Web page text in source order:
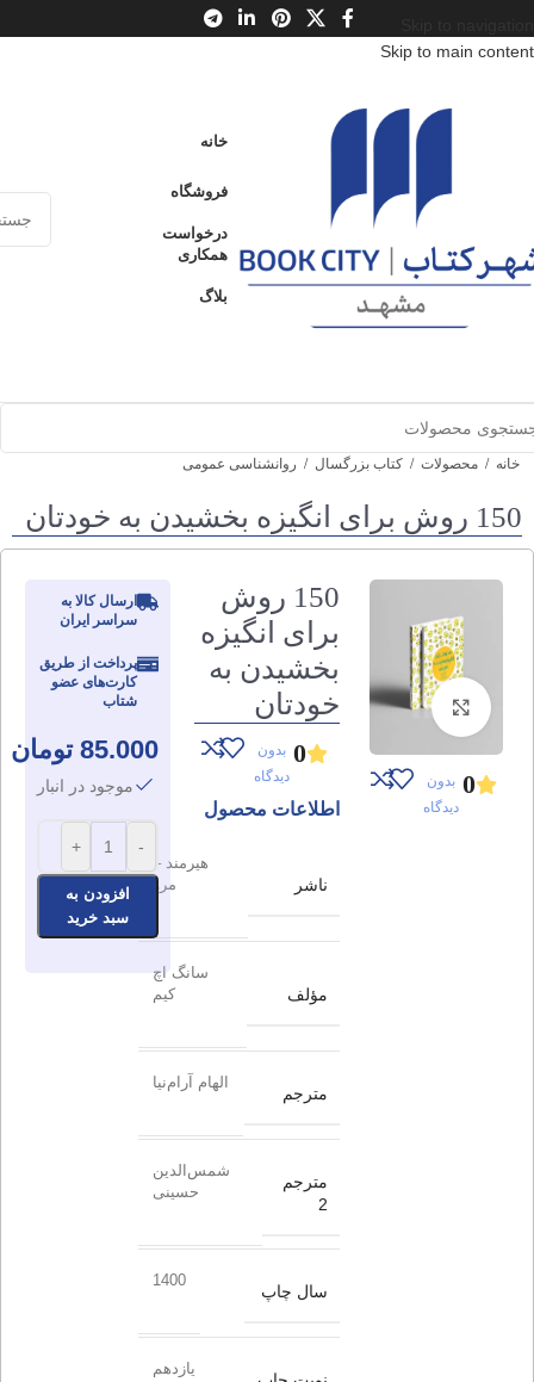
Skip to main content
خانه
فروشگاه
درخواست
همکاری
بلاگ
خانه / محصولات / کتاب بزرگسال / روانشناسی عمومی
150 روش برای انگیزه بخشیدن به خودتان
برای بزرگنمایی کلیک کنید
0 بدون
دیدگاه
150 روش
برای انگیزه
بخشیدن به
خودتان
0 بدون
دیدگاه
اطلاعات محصول
ناشر
هیرمند –
مرو
مؤلف
سانگ اچ
کیم
مترجم
الهام آرام‌نیا
مترجم
2
شمس‌الدین
حسینی
سال چاپ
1400
یازدهم
ارسال کالا به
سراسر ایران
پرداخت از طریق
کارت‌های عضو
شتاب
85.000 تومان
موجود در انبار
-
+
افزودن به
سبد خرید